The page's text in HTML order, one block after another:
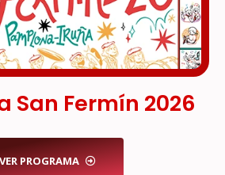
San Fermín 2026
VER PROGRAMA